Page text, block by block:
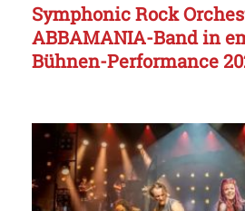
Symphonic Rock
ABBAMANIA-Band in
Bühnen-Performance